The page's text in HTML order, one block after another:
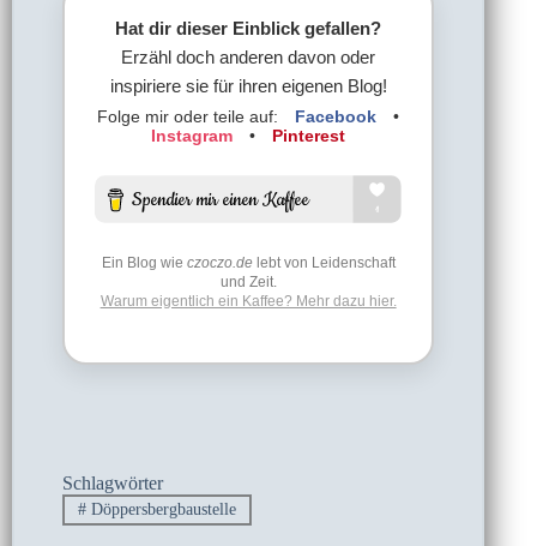
Hat dir dieser Einblick gefallen?
Erzähl doch anderen davon oder
inspiriere sie für ihren eigenen Blog!
Folge mir oder teile auf: Facebook
•
Instagram
• Pinterest
Ein Blog wie czoczo.delebt von Leidenschaft
und Zeit.
Warum eigentlich ein Kaffee? Mehr dazu hier.
Schlagwörter
#Döppersbergbaustelle